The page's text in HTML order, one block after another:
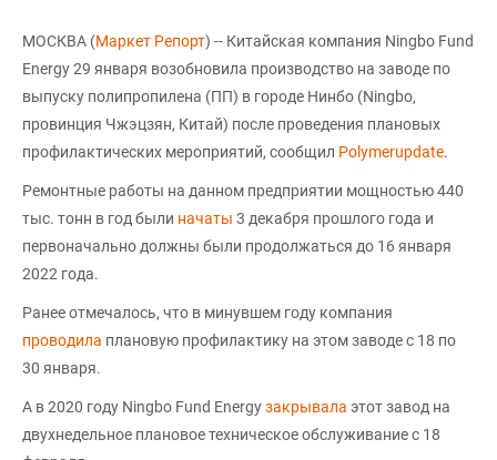
МОСКВА (Маркет Репорт) -- Китайская компания Ningbo Fund
Energy 29 января возобновила производство на заводе по
выпуску полипропилена (ПП) в городе Нинбо (Ningbo,
провинция Чжэцзян, Китай) после проведения плановых
профилактических мероприятий, сообщил Polymerupdate.
Ремонтные работы на данном предприятии мощностью 440
тыс. тонн в год были начаты 3 декабря прошлого года и
первоначально должны были продолжаться до 16 января
2022 года.
Ранее отмечалось, что в минувшем году компания
проводила плановую профилактику на этом заводе с 18 по
30 января.
А в 2020 году Ningbo Fund Energyзакрывала этот завод на
двухнедельное плановое техническое обслуживание с 18